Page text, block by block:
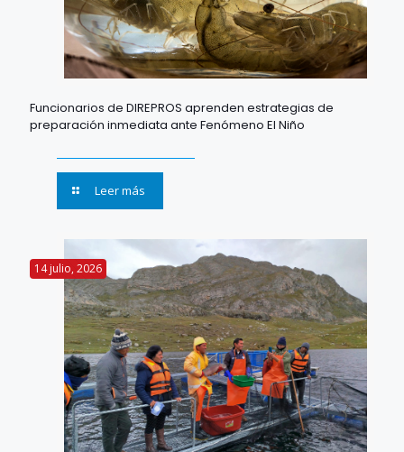
Funcionarios de DIREPROS aprenden estrategias de
preparación inmediata ante Fenómeno El Niño
Leer más
14 julio, 2026